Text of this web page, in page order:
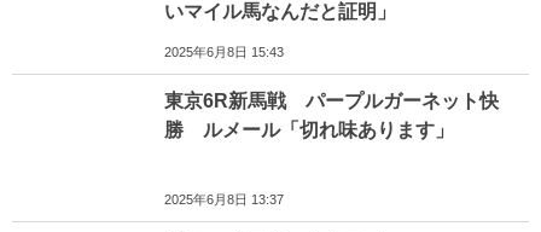
いマイル馬なんだと証明」
2025年6月8日 15:43
東京6R新馬戦 パープルガーネット快
勝 ルメール「切れ味あります」
2025年6月8日 13:37